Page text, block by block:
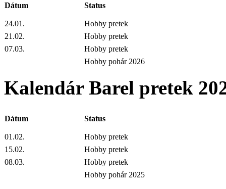
Dátum Status
24.01.
Hobby pretek
21.02.
Hobby pretek
07.03.
Hobby pretek
Hobby pohár 2026
Kalendár Barel pretek
Dátum Status
01.02.
Hobby pretek
15.02.
Hobby pretek
08.03.
Hobby pretek
Hobby pohár 2025